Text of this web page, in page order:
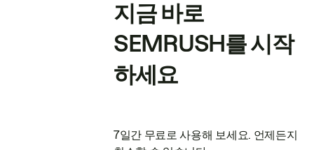
지금 바로
SEMRUSH를 시작
하세요
7일간 무료로 사용해 보세요. 언제든지